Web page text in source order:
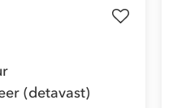
(detavast)